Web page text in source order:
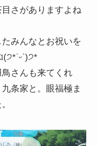
さがありますよね
みんなとお祝いを
さんも来てくれ
条家と。眼福極ま